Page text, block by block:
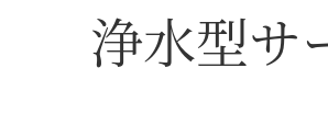
浄水型サ